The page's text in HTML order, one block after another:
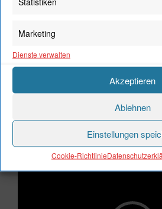
Marketing
Dienste verwalten
Akzeptieren
Ablehnen
Einstellungen
Cookie-Richtlinie
TSC HIP-HOP-GRUPPEN BEI